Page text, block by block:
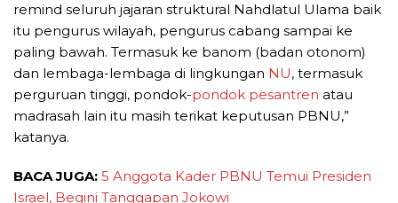
remind seluruh jajaran struktural Nahdlatul Ulama baik
itu pengurus wilayah, pengurus cabang sampai ke
paling bawah. Termasuk ke banom (badan otonom)
dan lembaga-lembaga di lingkungan NU, termasuk
perguruan tinggi, pondok-pondok pesantren atau
madrasah lain itu masih terikat keputusan PBNU,”
katanya.
BACA JUGA: 5 Anggota Kader PBNU Temui Presiden
Israel, Begini Tanggapan Jokowi